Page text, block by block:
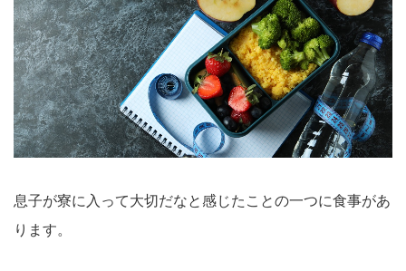
息子が寮に入って大切だなと感じたことの一つに食事があ
ります。